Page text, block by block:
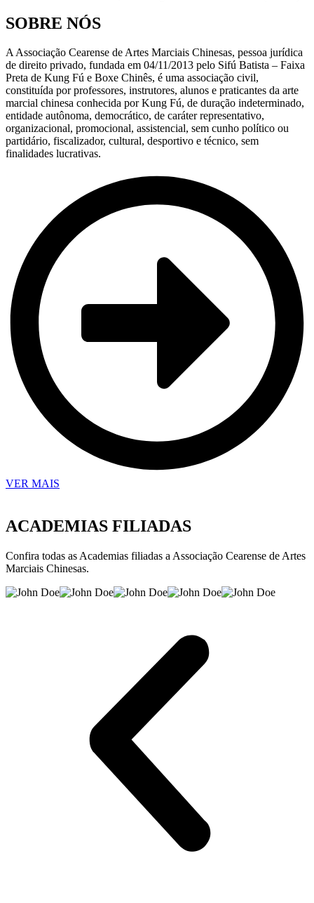
SOBRE NÓS
A Associação Cearense de Artes Marciais Chinesas, pessoa jurídica
de direito privado, fundada em 04/11/2013 pelo Sifú Batista – Faixa
Preta de Kung Fú e Boxe Chinês, é uma associação civil,
constituída por professores, instrutores, alunos e praticantes da arte
marcial chinesa conhecida por Kung Fú, de duração indeterminado,
entidade autônoma, democrático, de caráter representativo,
organizacional, promocional, assistencial, sem cunho político ou
partidário, fiscalizador, cultural, desportivo e técnico, sem
finalidades lucrativas.
VER MAIS
ACADEMIAS FILIADAS
Confira todas as Academias filiadas a Associação Cearense de Artes
Marciais Chinesas.